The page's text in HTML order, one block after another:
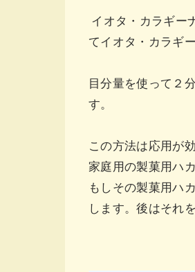
イオタ・カラギー
てイオタ・カラギ
目分量を使って２
す。
この方法は応用が
家庭用の製菓用ハ
もしその製菓用ハ
します。後はそれ